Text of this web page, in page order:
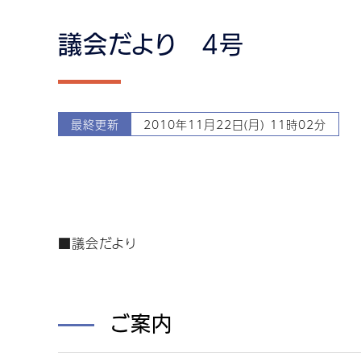
議会だより 4号
最終更新 2010年11月22日(月) 11時02分
■議会だより
ご案内